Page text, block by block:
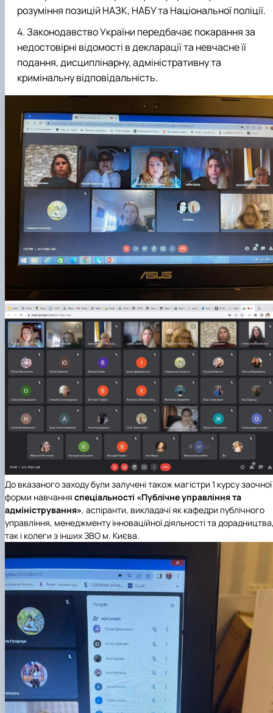
розуміння позицій НАЗК, НАБУ та Національної поліції.
Законодавство України передбачає покарання за
недостовірні відомості в декларації та невчасне її
подання, дисциплінарну, адміністративну та
кримінальну відповідальність.
До вказаного заходу були залучені також магістри 1 курсу заочної
форми навчання спеціальності «Публічне управління та
адміністрування», аспіранти, викладачі як кафедри публічного
управління, менеджменту інноваційної діяльності та дорадництва
так і колеги з інших ЗВО м. Києва.